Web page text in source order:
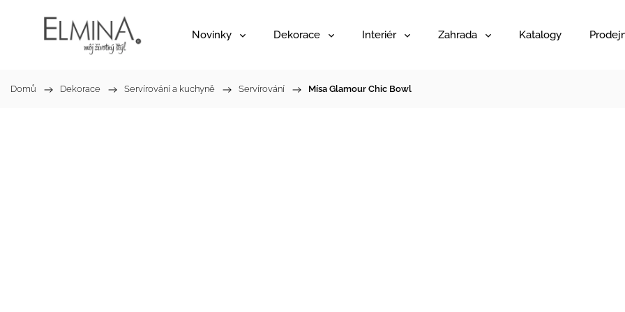
Novinky Dekorace Interiér Zahrada Katalogy
Domů / Dekorace / Servírování a kuchyně / Servírování / Mísa Glamour Chic Bowl